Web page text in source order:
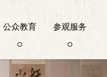
公众教育 参观服务